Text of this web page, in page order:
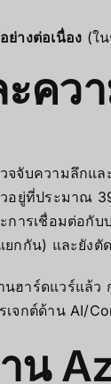
ย่างต่อเนื่อง (ใ
คว
จจับความลึกแ
อยู่ที่ประมาณ
การเชื่อมต่อกั
ยกกัน) และยัง
ฮาร์ดแวร์แล้
เจกต์ด้าน AI/
น